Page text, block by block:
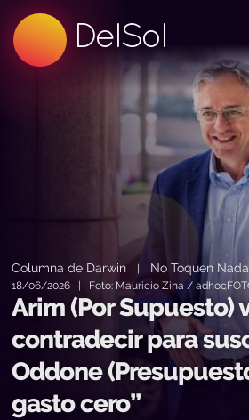
DelSol
99.5 FM
Columna de Darwin No Toquen Nada
18/06/2026 | Foto: Mauricio Zina /
Arim (Por Supuesto)
contradecir para
Oddone
gasto cero”